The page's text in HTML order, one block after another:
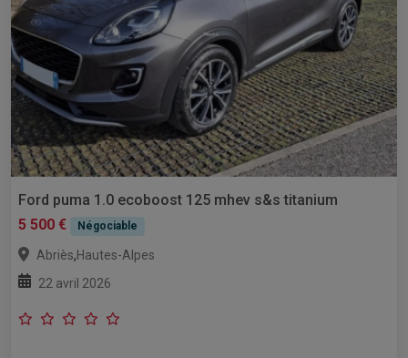
Ford puma 1.0 ecoboost 125 mhev s&s titanium
5 500 €
Négociable
Abriès,Hautes-Alpes
22 avril 2026